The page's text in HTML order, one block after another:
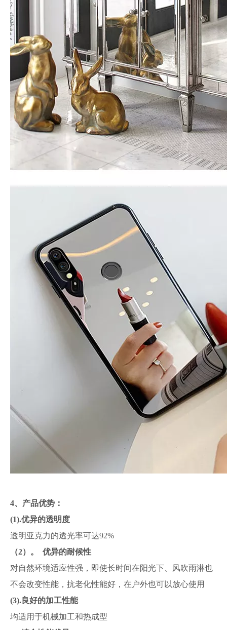
4、产品优势：
(1).优异的透明度
透明亚克力的透光率可达92%
（2）。 优异的耐候性
对自然环境适应性强，即使长时间在阳光下、风吹雨淋也
不会改变性能，抗老化性能好，在户外也可以放心使用
(3).良好的加工性能
均适用于机械加工和热成型